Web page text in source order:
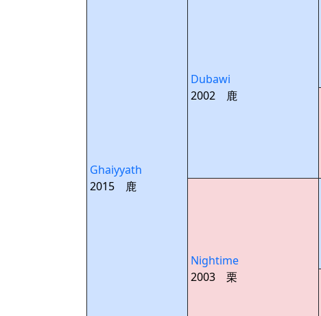
Ghaiyyath
2015 鹿
Dubawi
2002 鹿
Nightime
2003 栗